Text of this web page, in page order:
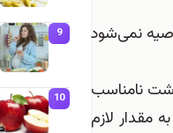
نمی‌شود
نامناسب
مقدار لازم
9
10